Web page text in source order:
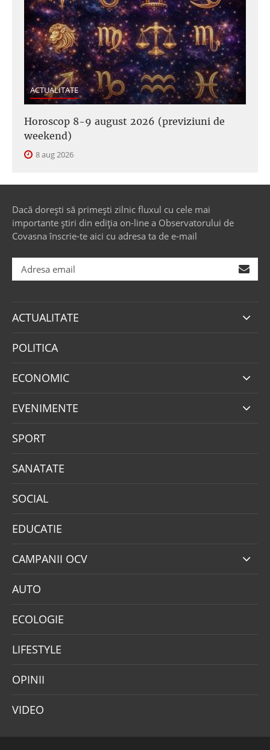
ACTUALITATE
Horoscop 8-9 august 2026 (previziuni de
weekend)
8 aug 2026
Dacă dorești să primești zilnic fluxul cu cele mai
importante știri din ediția on-line a Observatorului de
Covasna înscrie-te aici cu adresa ta de e-mail
ACTUALITATE
POLITICA
ECONOMIC
EVENIMENTE
SPORT
SANATATE
SOCIAL
EDUCATIE
CAMPANII OCV
AUTO
ECOLOGIE
LIFESTYLE
OPINII
VIDEO